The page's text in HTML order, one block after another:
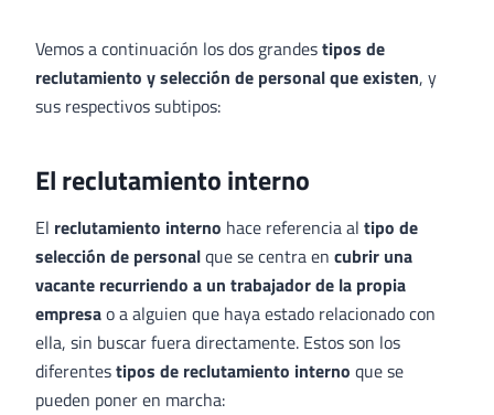
Vemos a continuación los dos grandestipos de
reclutamiento y selección de personal que existen, y
sus respectivos subtipos:
El reclutamiento interno
El reclutamiento interno hace referencia al tipo de
selección de personalque se centra en cubrir una
vacante recurriendo a un trabajador de la propia
empresao a alguien que haya estado relacionado con
ella, sin buscar fuera directamente. Estos son los
diferentestipos de reclutamiento interno que se
pueden poner en marcha: